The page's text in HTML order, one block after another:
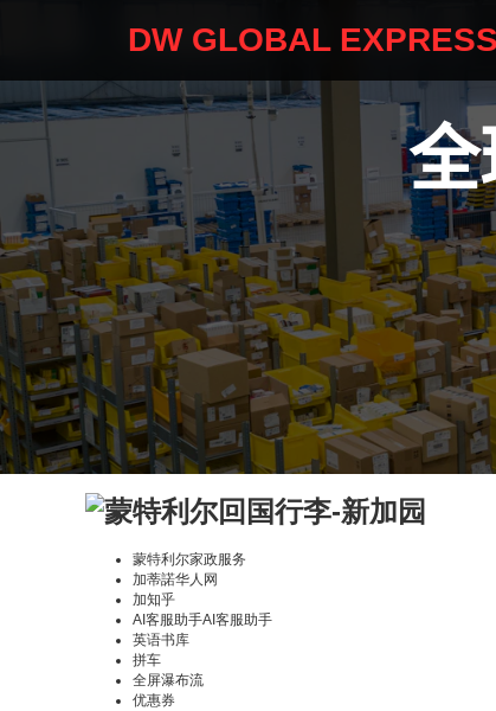
蒙特利尔家政服务
加蒂諾华人网
加知乎
AI客服助手AI客服助手
英语书库
拼车
全屏瀑布流
优惠券